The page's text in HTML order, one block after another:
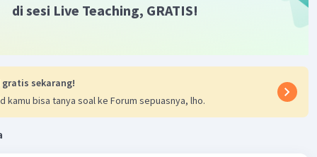
merupakan reaksi terhadap penjajahan Belanda dan
salah satu langkah awal dalam perjuangan menuju
Indonesia.
di sesi Live Teaching, GRATIS!
gratis sekarang!
kamu bisa tanya soal ke Forum sepuasnya, lho.